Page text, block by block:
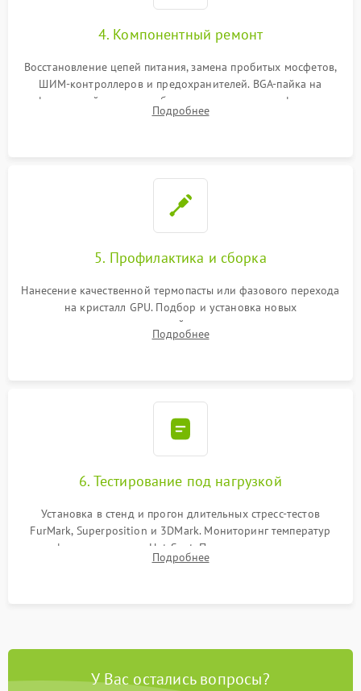
4. Компонентный ремонт
Восстановление цепей питания, замена пробитых мосфетов,
ШИМ-контроллеров и предохранителей. BGA-пайка на
инфракрасной станции реболлинг или замена графического
чипа и дефектной памяти GDDR. Прошивка BIOS
Подробнее
5. Профилактика и сборка
Нанесение качественной термопасты или фазового перехода
на кристалл GPU. Подбор и установка новых
термопрокладок правильной толщины на память и цепи
питания. Монтаж радиатора и бэкплейта, подключение и
Подробнее
6. Тестирование под нагрузкой
Установка в стенд и прогон длительных стресс-тестов
FurMark, Superposition и 3DMark. Мониторинг температур
графического чипа и Hot Spot. Проверка на отсутствие
артефактов изображения, вылетов драйвера и зависаний.
Подробнее
У Вас остались вопросы?